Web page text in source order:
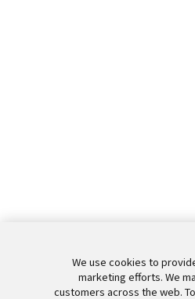
We use cookies to
marketing efforts. We
customers across the web.